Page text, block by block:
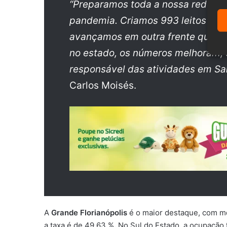
“Preparamos toda a nossa rede
pandemia. Criamos 993 leitos de
avançamos em outra frente que é
no estado, os números
responsável das atividades em
Carlos Moisés.
A Grande Florianópolis é o maior destaque, com